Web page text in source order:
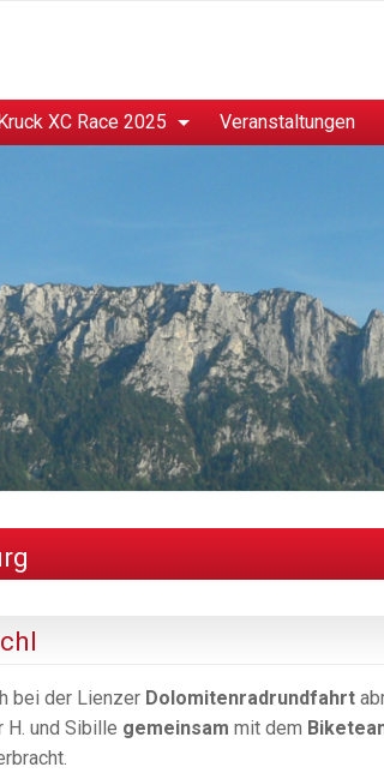
XC Race 2025 Veranstaltungen
bei der Lienzer Dolomitenradrundfahrt
H. und Sibille gemeinsam mit dem